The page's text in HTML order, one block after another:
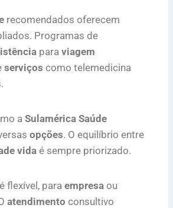
recomendados oferecem
Programas de
para viagem
serviços como telemedicina
a Sulamérica Saúde
opções. O equilíbrio entre
vida é sempre priorizado.
é flexível, para empresa ou
atendimento consultivo